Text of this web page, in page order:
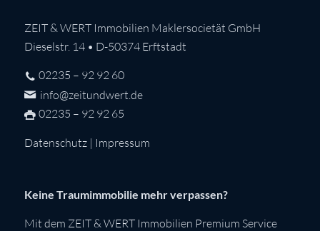
ZEIT & WERT Immobilien Maklersocietät GmbH
Dieselstr. 14 • D-50374 Erftstadt
02235 – 92 92 60
info@zeitundwert.de
02235 – 92 92 65
Datenschutz| Impressum
Keine Traumimmobilie mehr verpassen?
Mit dem ZEIT & WERT Immobilien Premium Service